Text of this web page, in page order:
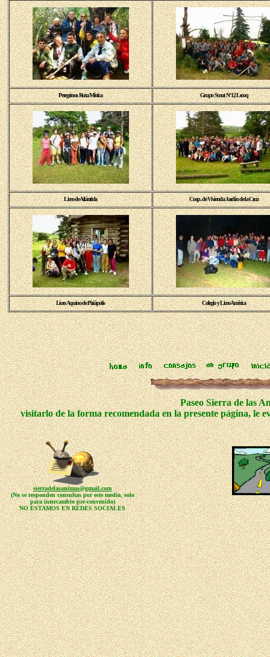
Peregrinos Ruta Mística Grupo Scout N°12 Lecoq
Liceo de Atlántida Coop. de Vivienda Jardín de la Cruz
Liceo Aquino de Piriápolis Colegio y Liceo América
Paseo Sierra de las
visitarlo de la forma recomendada en la presente página, le
sierradelasanimas@gmail.com
(No se responden consultas por este medio, solo
para intercambio pre-convenido)
NO ESTAMOS EN REDES SOCIALES